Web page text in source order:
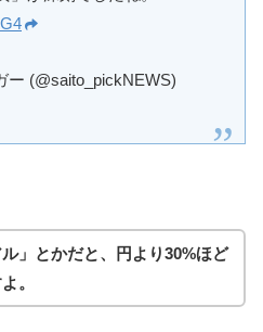
(@saito_pickNEWS)
」とかだと、円より30%ほど
。